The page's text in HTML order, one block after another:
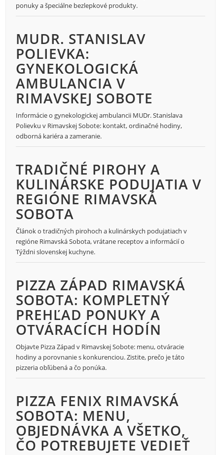
ponuky a špeciálne bezlepkové produkty.
MUDR. STANISLAV
POLIEVKA:
GYNEKOLOGICKÁ
AMBULANCIA V
RIMAVSKEJ SOBOTE
Informácie o gynekologickej ambulancii MUDr. Stanislava
Polievku v Rimavskej Sobote: kontakt, ordinačné hodiny,
odborná kariéra a zameranie.
TRADIČNÉ PIROHY A
KULINÁRSKE PODUJATIA V
REGIÓNE RIMAVSKÁ
SOBOTA
Článok o tradičných pirohoch a kulinárskych podujatiach v
regióne Rimavská Sobota, vrátane receptov a informácií o
Týždni slovenskej kuchyne.
PIZZA ZÁPAD RIMAVSKÁ
SOBOTA: KOMPLETNÝ
PREHĽAD PONUKY A
OTVÁRACÍCH HODÍN
Objavte Pizza Západ v Rimavskej Sobote: menu, otváracie
hodiny a porovnanie s konkurenciou. Zistite, prečo je táto
pizzeria obľúbená a čo ponúka.
PIZZA FENIX RIMAVSKÁ
SOBOTA: MENU,
OBJEDNÁVKA A VŠETKO,
ČO POTREBUJETE VEDIEŤ